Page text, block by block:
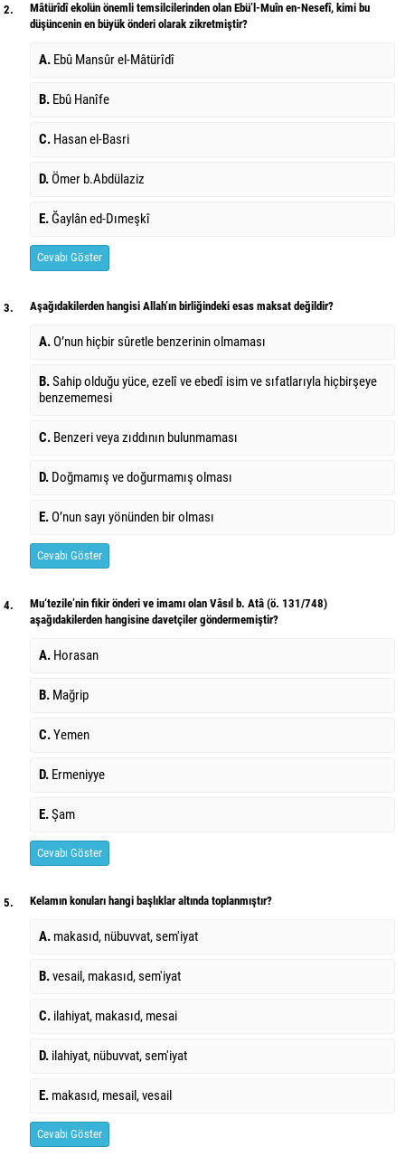
2.
Mâtürîdî ekolün önemli temsilcilerinden olan Ebü’l-Muîn en-Nesefî, kimi bu
düşüncenin en büyük önderi olarak zikretmiştir?
A. Ebû Mansûr el-Mâtürîdî
B. Ebû Hanîfe
C. Hasan el-Basri
D. Ömer b.Abdülaziz
E.Ğaylân ed-Dımeşkî
Cevabı Göster
3. Aşağıdakilerden hangisi Allah’ın birliğindeki esas maksat değildir?
A. O’nun hiçbir sûretle benzerinin olmaması
B.Sahip olduğu yüce, ezelî ve ebedî isim ve sıfatlarıyla hiçbirşeye
benzememesi
C. Benzeri veya zıddının bulunmaması
D. Doğmamış ve doğurmamış olması
E. O’nun sayı yönünden bir olması
Cevabı Göster
4.
Mu‘tezile’nin fikir önderi ve imamı olan Vâsıl b. Atâ (ö. 131/748)
aşağıdakilerden hangisine davetçiler göndermemiştir?
A. Horasan
B. Mağrip
C.Yemen
D. Ermeniyye
E.Şam
Cevabı Göster
5. Kelamın konuları hangi başlıklar altında toplanmıştır?
A. makasıd, nübuvvat, sem'iyat
B.vesail, makasıd, sem'iyat
C. ilahiyat, makasıd, mesai
D. ilahiyat, nübuvvat, sem'iyat
E. makasıd, mesail, vesail
Cevabı Göster